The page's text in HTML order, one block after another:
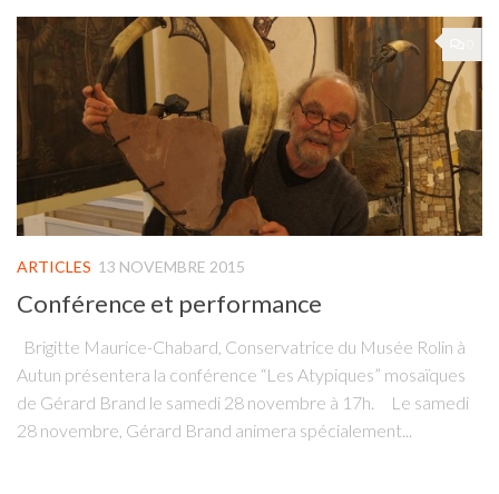
ARTICLES 13 NOVEMBRE 2015
Conférence et performance
Brigitte Maurice-Chabard, Conservatrice du Musée Rolin à
Autun présentera la conférence “Les Atypiques” mosaïques
de Gérard Brand le samedi 28 novembre à 17h. Le samedi
28 novembre, Gérard Brand animera spécialement...